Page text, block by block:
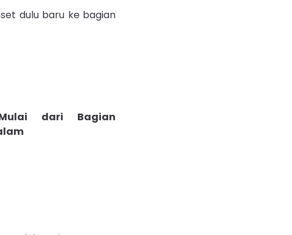
dulu baru ke bagian